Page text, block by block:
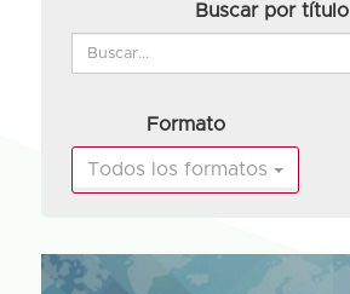
Buscar por título
Formato
Todos los formatos